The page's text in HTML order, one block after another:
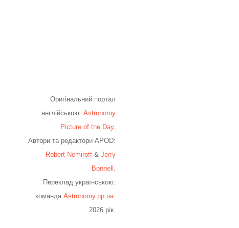
Оригінальний портал
англійською:Astronomy
Picture of the Day.
Автори та редактори APOD:
Robert Nemiroff &Jerry
Bonnell
Переклад українською:
командаAstronomy.pp.ua
2026 рік.